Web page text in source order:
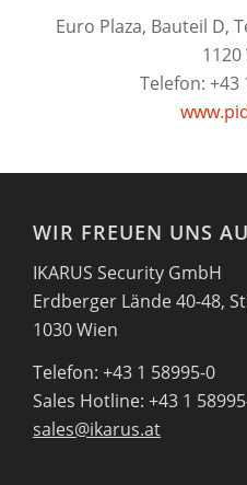
Euro Plaza, Bauteil D,
1120
Telefon: +43
WIR FREUEN UNS
IKARUS Security GmbH
Erdberger Lände 40-48,
1030 Wien
Telefon: +43 1 58995-0
Sales Hotline: +43 1
sales@ikarus.at